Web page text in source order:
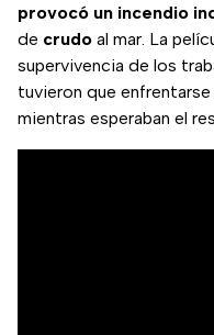
provocó un incendio
de crudo al mar. La
supervivencia de los
tuvieron que enfrentarse
mientras esperaban el